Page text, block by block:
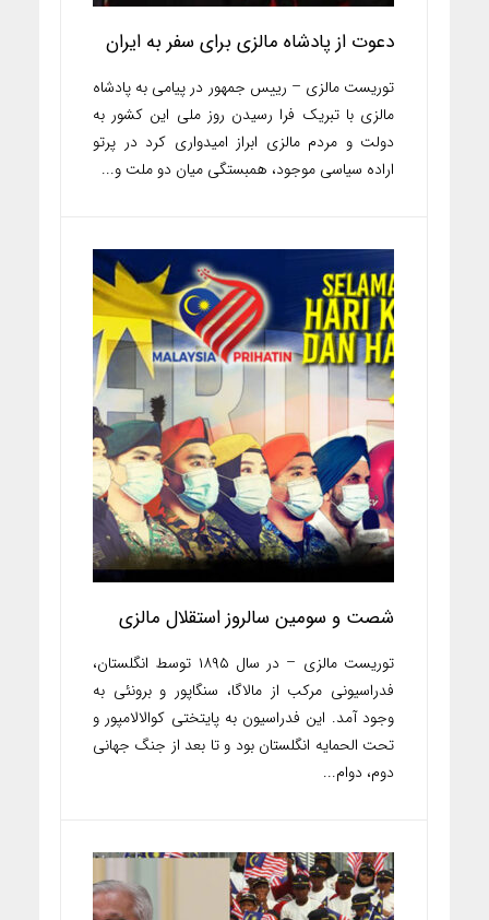
دعوت از پادشاه مالزی برای سفر به ایران
توریست مالزی – رییس جمهور در پیامی به پادشاه
مالزی با تبریک فرا رسیدن روز ملی این کشور به
دولت و مردم مالزی ابراز امیدواری کرد در پرتو
اراده سیاسی موجود، همبستگی میان دو ملت و...
شصت و سومین سالروز استقلال مالزی
توریست مالزی – در سال ۱۸۹۵ توسط انگلستان،
فدراسیونی مرکب از مالاگا، سنگاپور و برونئی به
وجود آمد. این فدراسیون به پایتختی کوالالامپور و
تحت الحمایه انگلستان بود و تا بعد از جنگ جهانی
دوم، دوام...